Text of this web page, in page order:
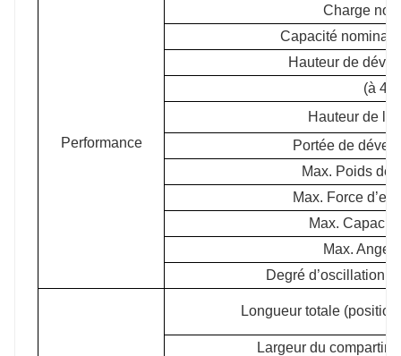
Performance
Charge
Capacité nominale
Hauteur de
(à
Hauteur de
Portée de
Max. Poids de
Max. Force
Max.
Max. Ange
Degré d’oscillation
Longueur totale
Largeur du